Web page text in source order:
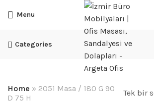
Menu
Categories
Home » 2051 Masa / 180 G 90
D 75 H
Tek bir